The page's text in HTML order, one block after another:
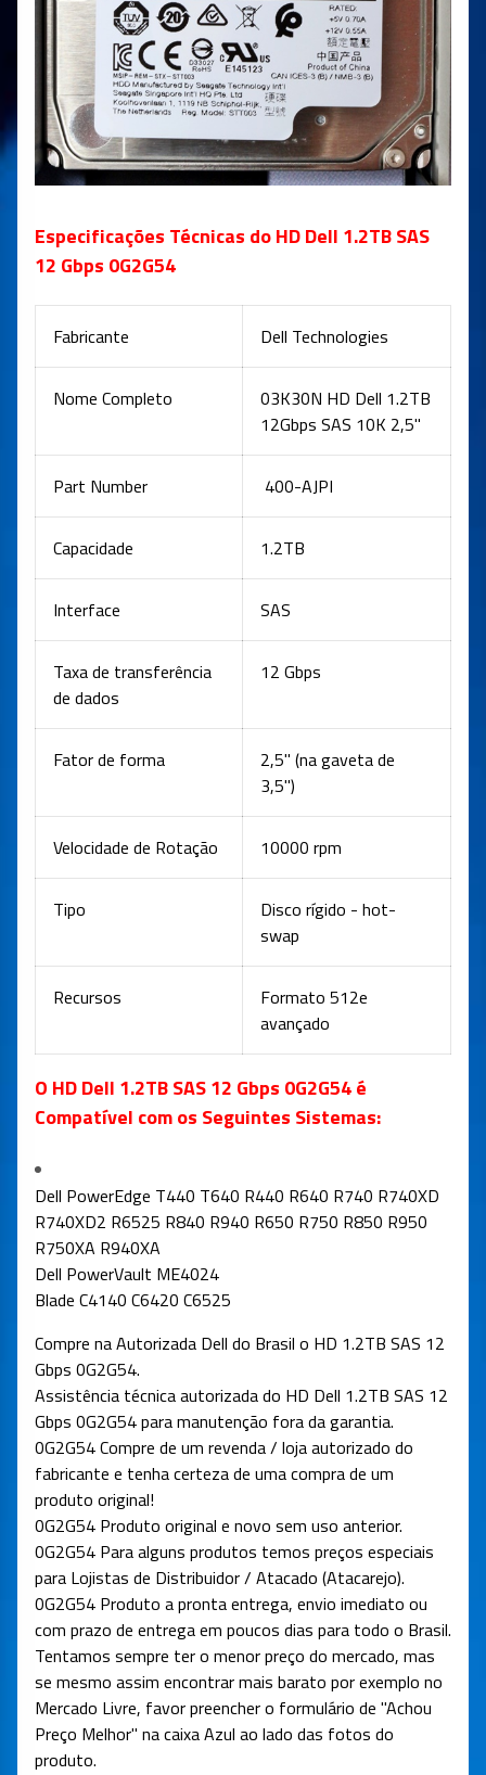
Especificações Técnicas do HD Dell 1.2TB SAS
12 Gbps 0G2G54
Fabricante Dell Technologies
Nome Completo
03K30N HD Dell 1.2TB
12Gbps SAS 10K 2,5"
Part Number 400-AJPI
Capacidade 1.2TB
Interface SAS
Taxa de transferência
de dados
12 Gbps
Fator de forma
2,5" (na gaveta de
3,5")
Velocidade de Rotação 10000 rpm
Tipo
Disco rígido - hot-
swap
Recursos
Formato 512e
avançado
O HD Dell 1.2TB SAS 12 Gbps 0G2G54 é
Compatível com os Seguintes Sistemas:
Dell PowerEdge T440 T640 R440 R640 R740 R740XD
R740XD2 R6525 R840 R940 R650 R750 R850 R950
R750XA R940XA
Dell PowerVault ME4024
Blade C4140 C6420 C6525
Compre na Autorizada Dell do Brasil o HD 1.2TB SAS 12
Gbps 0G2G54.
Assistência técnica autorizada do HD Dell 1.2TB SAS 12
Gbps 0G2G54 para manutenção fora da garantia.
0G2G54 Compre de um revenda / loja autorizado do
fabricante e tenha certeza de uma compra de um
produto original!
0G2G54 Produto original e novo sem uso anterior.
0G2G54 Para alguns produtos temos preços especiais
para Lojistas de Distribuidor / Atacado (Atacarejo).
0G2G54 Produto a pronta entrega, envio imediato ou
com prazo de entrega em poucos dias para todo o Brasil.
Tentamos sempre ter o menor preço do mercado, mas
se mesmo assim encontrar mais barato por exemplo no
Mercado Livre, favor preencher o formulário de "Achou
Preço Melhor" na caixa Azul ao lado das fotos do
produto.